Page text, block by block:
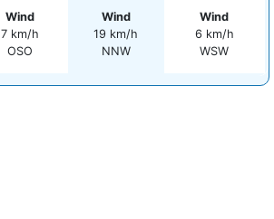
Wind
7 km/h
OSO
Wind
19 km/h
NNW
Wind
6 km/h
WSW